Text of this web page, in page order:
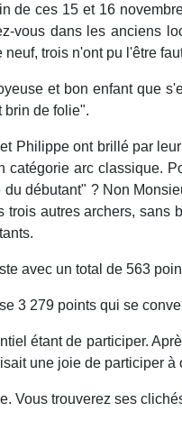
de ces 15 et 16
vous dans les anciens
trois n'ont pu l'être
et bon enfant que
brin de folie".
Philippe ont brillé par
arc classique.
débutant" ? Non
trois autres archers,
avec un total de 563
3 279 points qui se
étant de participer.
une joie de participer
Vous trouverez ses